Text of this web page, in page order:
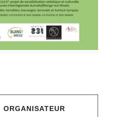
ORGANISATEUR